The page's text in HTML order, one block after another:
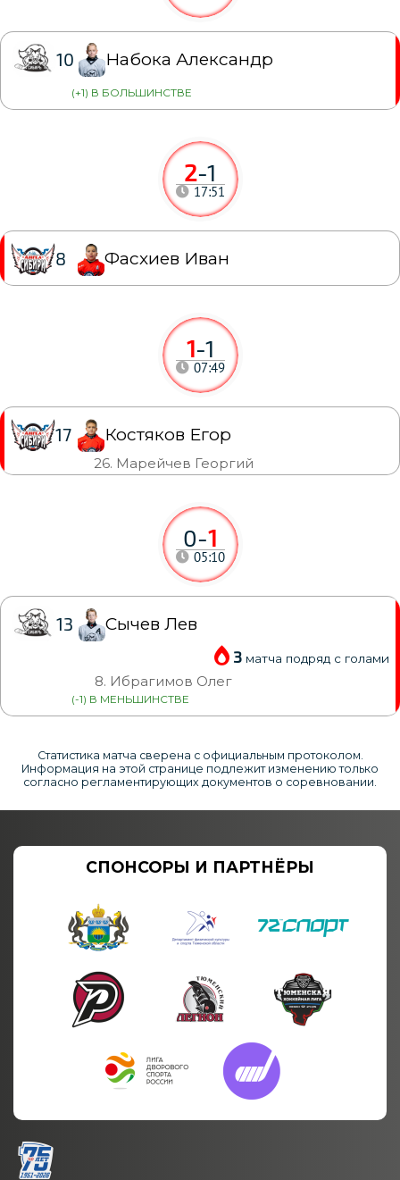
0-1
05:10
13 Сычев Лев
3 матча подряд с голами
8. Ибрагимов Олег
(-1) В МЕНЬШИНСТВЕ
1-1
07:49
17 Костяков Егор
26. Марейчев Георгий
2-1
17:51
8 Фасхиев Иван
10 Набока Александр
(+1) В БОЛЬШИНСТВЕ
Статистика матча сверена с официальным протоколом.
Информация на этой странице подлежит изменению только
согласно регламентирующих документов о соревновании.
СПОНСОРЫ И ПАРТНЁРЫ